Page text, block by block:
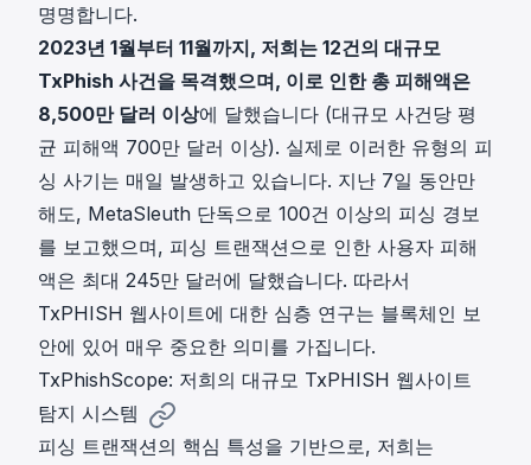
명명합니다.
2023년 1월부터 11월까지, 저희는 12건의 대규모
TxPhish 사건을 목격했으며, 이로 인한 총 피해액은
8,500만 달러 이상에 달했습니다 (대규모 사건당 평
균 피해액 700만 달러 이상). 실제로 이러한 유형의 피
싱 사기는 매일 발생하고 있습니다. 지난 7일 동안만
해도, MetaSleuth 단독으로 100건 이상의 피싱 경보
를 보고했으며, 피싱 트랜잭션으로 인한 사용자 피해
액은 최대 245만 달러에 달했습니다. 따라서
TxPHISH 웹사이트에 대한 심층 연구는 블록체인 보
안에 있어 매우 중요한 의미를 가집니다.
TxPhishScope: 저희의 대규모 TxPHISH 웹사이트
탐지 시스템
피싱 트랜잭션의 핵심 특성을 기반으로, 저희는